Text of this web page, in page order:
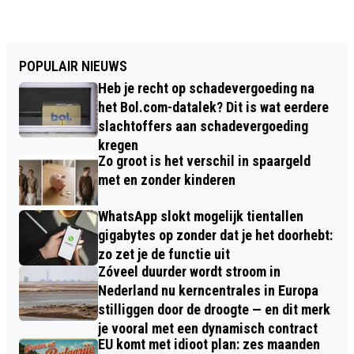
POPULAIR NIEUWS
Heb je recht op schadevergoeding na
het Bol.com-datalek? Dit is wat eerdere
slachtoffers aan schadevergoeding
kregen
Zo groot is het verschil in spaargeld
met en zonder kinderen
WhatsApp slokt mogelijk tientallen
gigabytes op zonder dat je het doorhebt:
zo zet je de functie uit
Zóveel duurder wordt stroom in
Nederland nu kerncentrales in Europa
stilliggen door de droogte — en dit merk
je vooral met een dynamisch contract
EU komt met idioot plan: zes maanden